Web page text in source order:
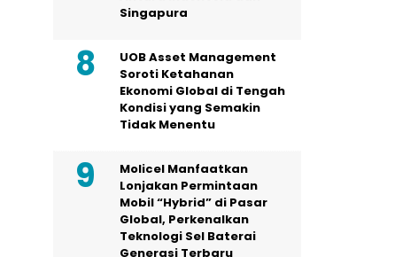
Singapura
UOB Asset Management
Soroti Ketahanan
Ekonomi Global di Tengah
Kondisi yang Semakin
Tidak Menentu
Molicel Manfaatkan
Lonjakan Permintaan
Mobil “Hybrid” di Pasar
Global, Perkenalkan
Teknologi Sel Baterai
Generasi Terbaru